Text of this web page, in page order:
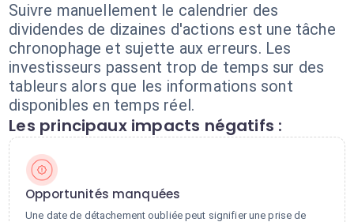
Suivre manuellement le calendrier des
dividendes de dizaines d'actions est une tâche
chronophage et sujette aux erreurs. Les
investisseurs passent trop de temps sur des
tableurs alors que les informations sont
disponibles en temps réel.
Les principaux impacts négatifs :
Opportunités manquées
Une date de détachement oubliée peut signifier une prise de